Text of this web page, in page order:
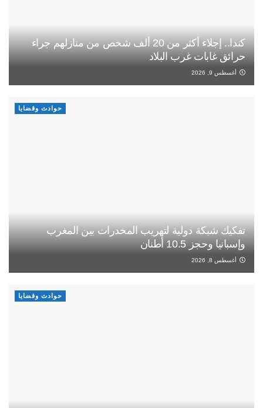
كندا.. إجلاء أكثر من 20 ألف شخص من منازلهم جراء
حرائق غابات غرب البلاد
أغسطس 9, 2026
حوادث وقضايا
تفكيك شبكة دولية لتهريب المخدرات بين المغرب
وإسبانيا وحجز 10.5 أطنان
أغسطس 8, 2026
حوادث وقضايا